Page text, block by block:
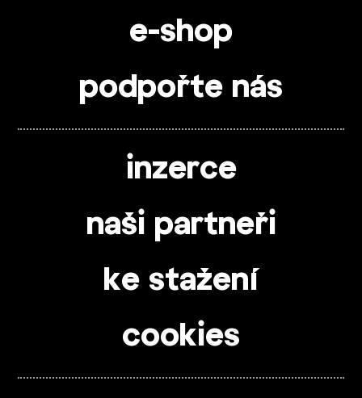
e-shop
podpořte nás
inzerce
naši partneři
ke stažení
cookies